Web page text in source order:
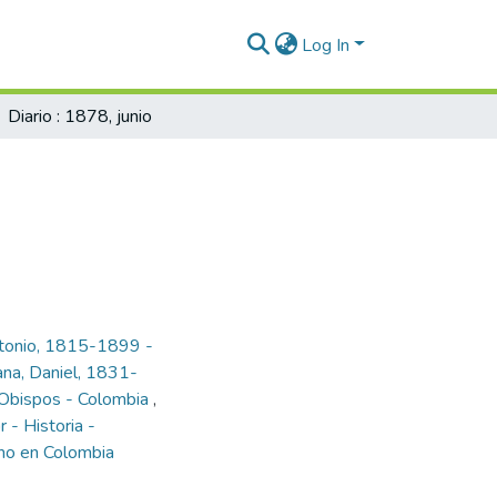
Log In
Diario : 1878, junio
1815-1899 -
Daniel, 1831-
- Colombia ,
- Historia -
en Colombia